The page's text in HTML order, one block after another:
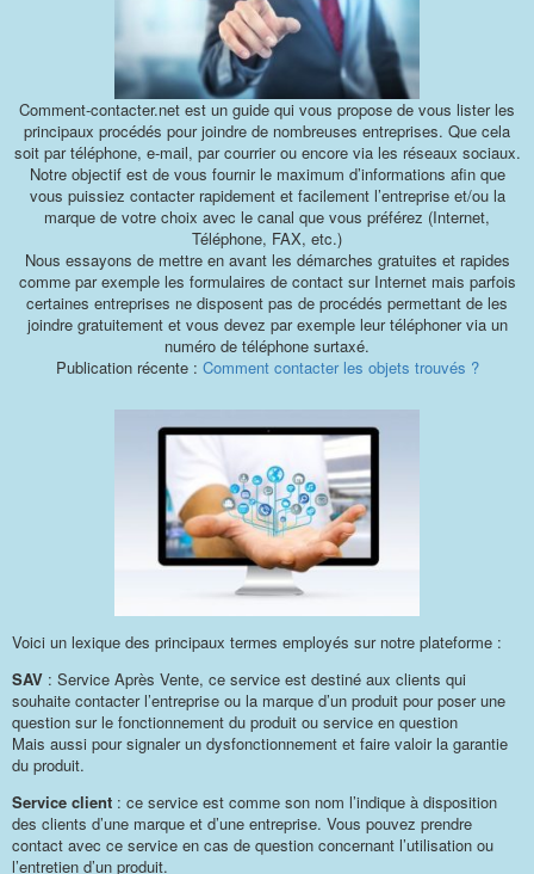
Comment-contacter.net est un guide qui vous propose de vous lister les
principaux procédés pour joindre de nombreuses entreprises. Que cela
soit par téléphone, e-mail, par courrier ou encore via les réseaux sociaux.
Notre objectif est de vous fournir le maximum d’informations afin que
vous puissiez contacter rapidement et facilement l’entreprise et/ou la
marque de votre choix avec le canal que vous préférez (Internet,
Téléphone, FAX, etc.)
Nous essayons de mettre en avant les démarches gratuites et rapides
comme par exemple les formulaires de contact sur Internet mais parfois
certaines entreprises ne disposent pas de procédés permettant de les
joindre gratuitement et vous devez par exemple leur téléphoner via un
numéro de téléphone surtaxé.
Publication récente : Comment contacter les objets trouvés ?
Voici un lexique des principaux termes employés sur notre plateforme :
SAV : Service Après Vente, ce service est destiné aux clients qui
souhaite contacter l’entreprise ou la marque d’un produit pour poser une
question sur le fonctionnement du produit ou service en question
Mais aussi pour signaler un dysfonctionnement et faire valoir la garantie
du produit.
Service client : ce service est comme son nom l’indique à disposition
des clients d’une marque et d’une entreprise. Vous pouvez prendre
contact avec ce service en cas de question concernant l’utilisation ou
l’entretien d’un produit.